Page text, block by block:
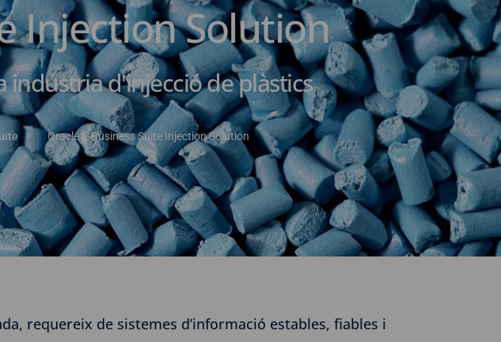
Injection Solution
indústria d'injecció de plàstics
Oracle E-Business Suite Injection Solution
requereix de sistemes d’informació estables, fiables i